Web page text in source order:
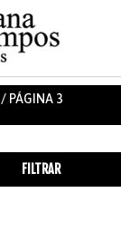
/ PÁGINA 3
FILTRAR